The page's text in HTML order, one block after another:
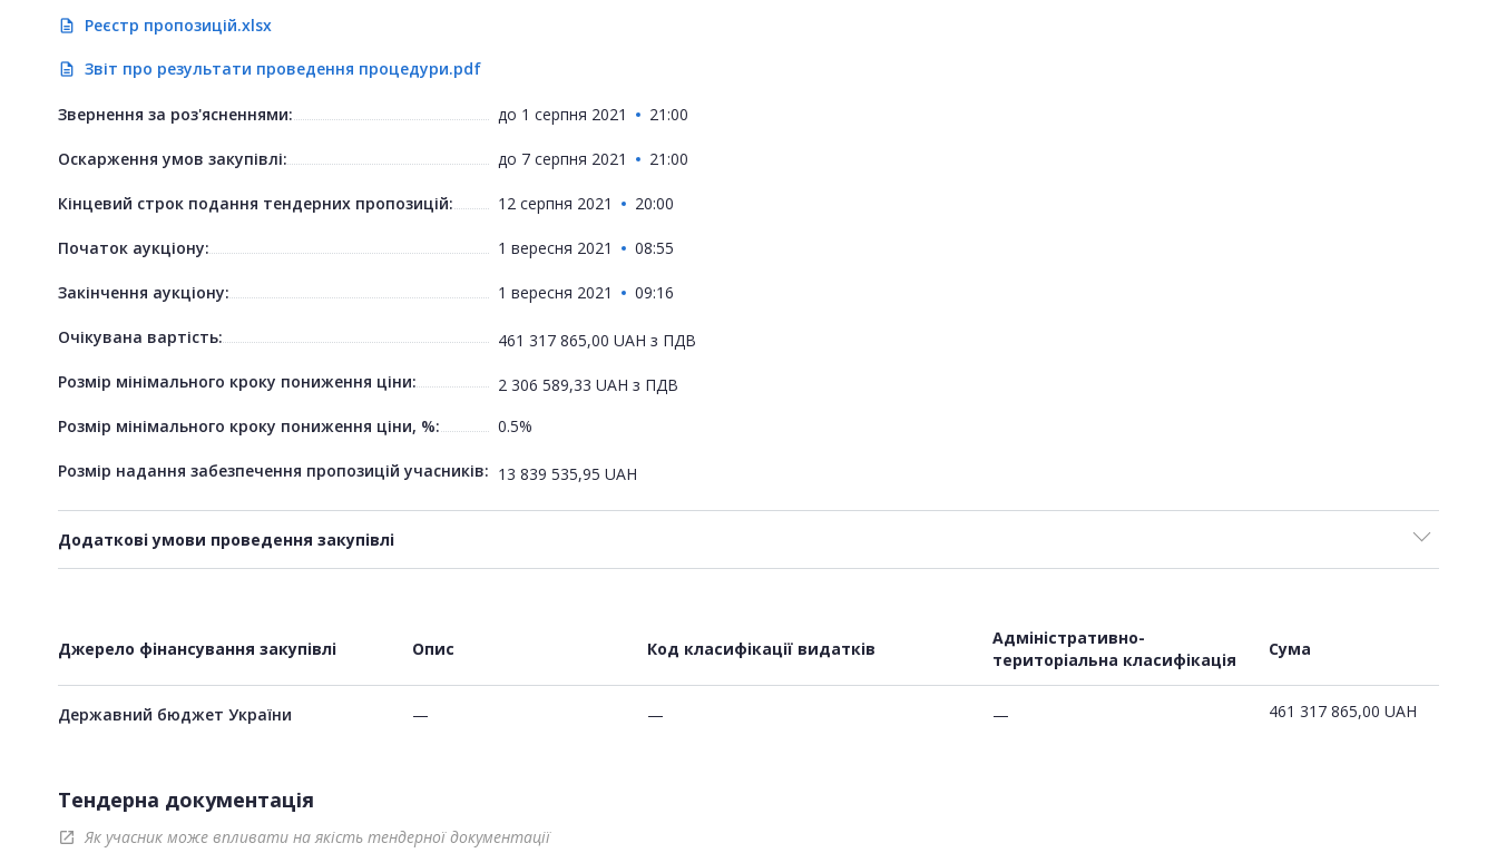
description Реєстр пропозицій.xlsx
description Звіт про результати проведення процедури.pdf
Звернення за роз'ясненнями: до 1 серпня 2021 21:00
Оскарження умов закупівлі: до 7 серпня 2021 21:00
Кінцевий строк подання тендерних пропозицій: 12 серпня 2021 20:00
Початок аукціону: 1 вересня 2021 08:55
Закінчення аукціону: 1 вересня 2021 09:16
Очікувана вартість: 461 317 865,00 UAH з ПДВ
Розмір мінімального кроку пониження ціни:
2 306 589,33 UAH з ПДВ
Розмір мінімального кроку пониження ціни, %:
0.5%
Розмір надання забезпечення пропозицій учасників: 13 839 535,95 UAH
Додаткові умови проведення закупівлі
Джерело фінансування закупівлі Опис Код класифікації видатків
Адміністративно-
територіальна класифікація
Сума
Державний бюджет України — — — 461 317 865,00 UAH
Тендерна документація
open_in_new Як учасник може впливати на якість тендерної документації